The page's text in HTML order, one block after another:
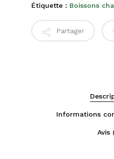
Étiquette : Boissons
Partager
Informations
Avis